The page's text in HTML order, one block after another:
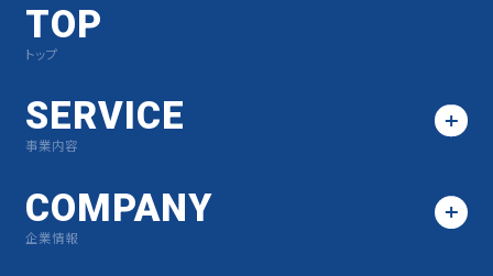
TOP
トップ
SERVICE
事業内容
COMPANY
企業情報